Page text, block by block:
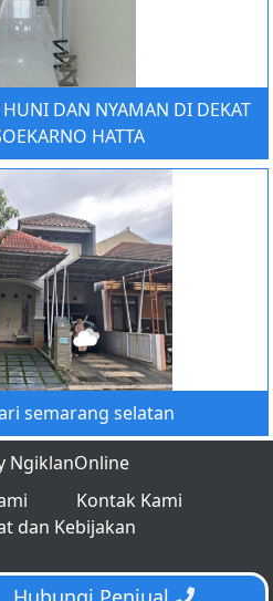
HUNI DAN NYAMAN DI DEKAT
HATTA
semarang selatan
NgiklanOnline
Kontak Kami
dan Kebijakan